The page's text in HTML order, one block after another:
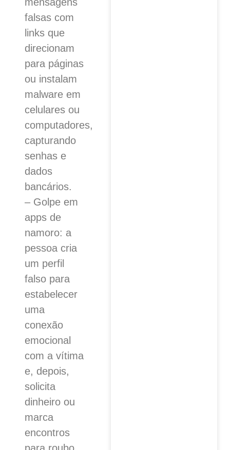
falsas com
links que
direcionam
para páginas
ou instalam
malware em
celulares ou
computadores,
capturando
senhas e
dados
bancários.
– Golpe em
apps de
namoro: a
pessoa cria
um perfil
falso para
estabelecer
uma
conexão
emocional
com a vítima
e, depois,
solicita
dinheiro ou
marca
encontros
para roubo